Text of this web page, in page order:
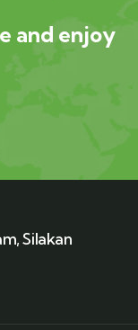
and enjoy
Silakan